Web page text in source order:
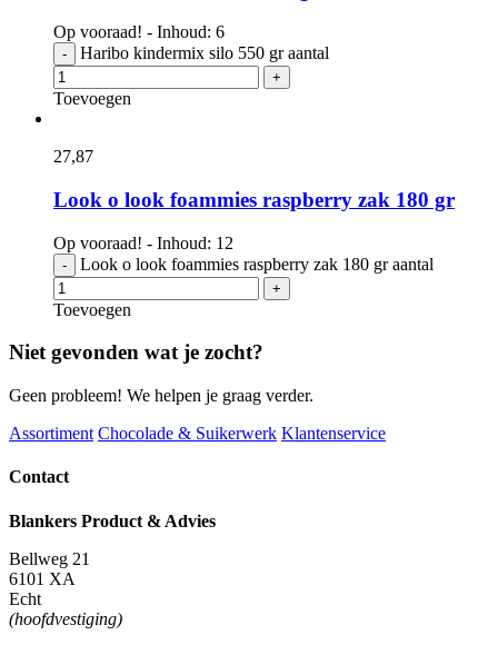
Op vooraad! - Inhoud: 6
- Haribo kindermix silo 550 gr aantal
+
Toevoegen
27,87
Look o look foammies raspberry zak 180 gr
Op vooraad! - Inhoud: 12
- Look o look foammies raspberry zak 180 gr aantal
+
Toevoegen
Niet gevonden wat je zocht?
Geen probleem! We helpen je graag verder.
Assortiment Chocolade & Suikerwerk Klantenservice
Contact
Blankers Product & Advies
Bellweg 21
6101 XA
Echt
(hoofdvestiging)